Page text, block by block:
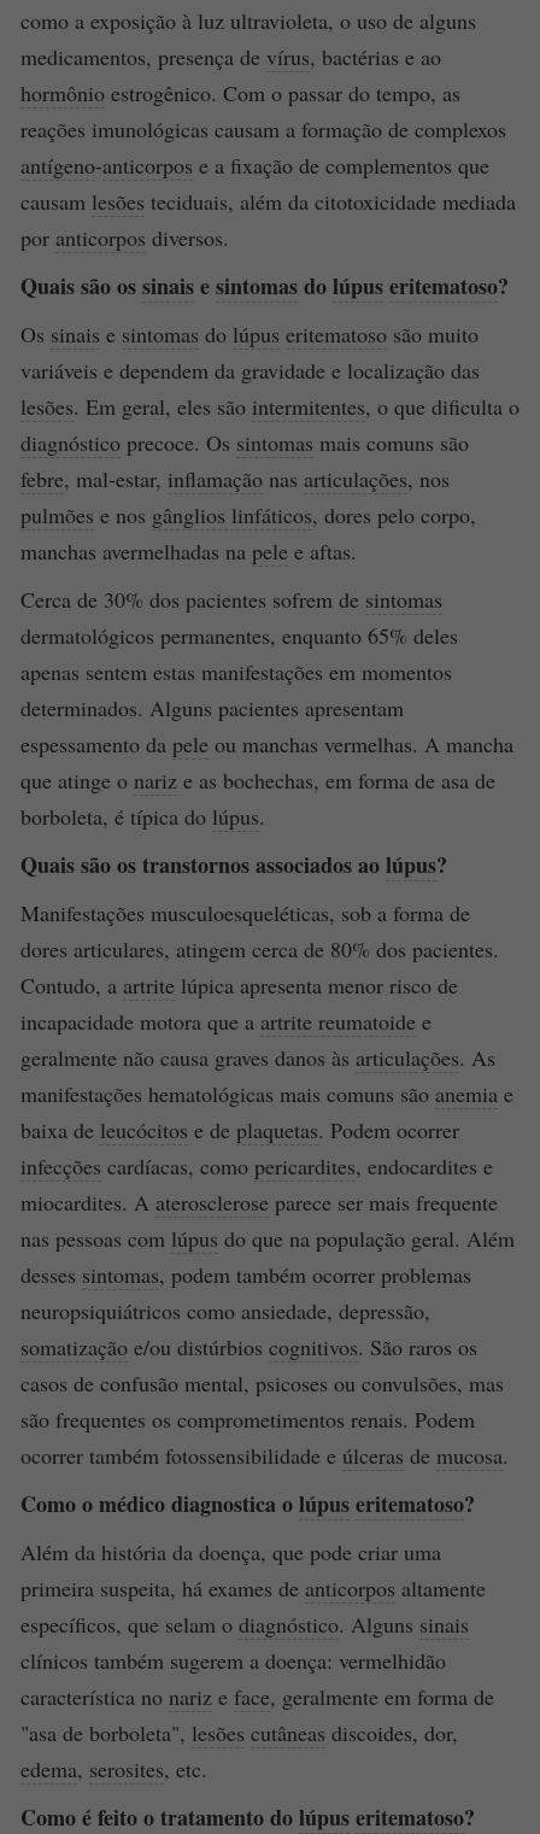
como a exposição à luz ultravioleta, o uso de alguns
medicamentos, presença de vírus, bactérias e ao
hormônio estrogênico. Com o passar do tempo, as
reações imunológicas causam a formação de complexos
antígeno-anticorpos e a fixação de complementos que
causam lesões teciduais, além da citotoxicidade mediada
por anticorpos diversos.
Quais são ossinaisesintomasdolúpuseritematoso?
Os sinais e sintomas do lúpus eritematoso são muito
variáveis e dependem da gravidade e localização das
lesões. Em geral, eles são intermitentes, o que dificulta o
diagnóstico precoce. Os sintomas mais comuns são
febre, mal-estar, inflamação nas articulações, nos
pulmões e nos gânglios linfáticos, dores pelo corpo,
manchas avermelhadas na pele e aftas.
Cerca de 30% dos pacientes sofrem de sintomas
dermatológicos permanentes, enquanto 65% deles
apenas sentem estas manifestações em momentos
determinados. Alguns pacientes apresentam
espessamento da pele ou manchas vermelhas. A mancha
que atinge o nariz e as bochechas, em forma de asa de
borboleta, é típica do lúpus.
Quais são os transtornos associados aolúpus?
Manifestações musculoesqueléticas, sob a forma de
dores articulares, atingem cerca de 80% dos pacientes.
Contudo, a artrite lúpica apresenta menor risco de
incapacidade motora que a artrite reumatoide e
geralmente não causa graves danos às articulações. As
manifestações hematológicas mais comuns são anemia e
baixa de leucócitos e de plaquetas. Podem ocorrer
infecções cardíacas, como pericardites, endocardites e
miocardites. A aterosclerose parece ser mais frequente
nas pessoas com lúpus do que na população geral. Além
desses sintomas, podem também ocorrer problemas
neuropsiquiátricos como ansiedade, depressão,
somatização e/ou distúrbios cognitivos. São raros os
casos de confusão mental, psicoses ou convulsões, mas
são frequentes os comprometimentos renais. Podem
ocorrer também fotossensibilidade e úlceras de mucosa.
Como o médico diagnostica olúpuseritematoso?
Além da história da doença, que pode criar uma
primeira suspeita, há exames de anticorpos altamente
específicos, que selam o diagnóstico. Alguns sinais
clínicos também sugerem a doença: vermelhidão
característica no nariz e face, geralmente em forma de
"asa de borboleta", lesões cutâneas discoides, dor,
edema, serosites, etc.
Como é feito o tratamento dolúpuseritematoso?